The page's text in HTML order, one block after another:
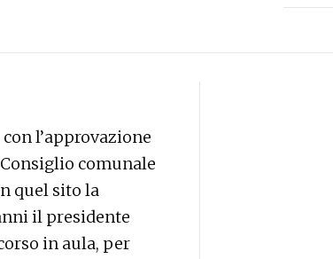
l’approvazione
comunale
quel sito la
il presidente
in aula, per